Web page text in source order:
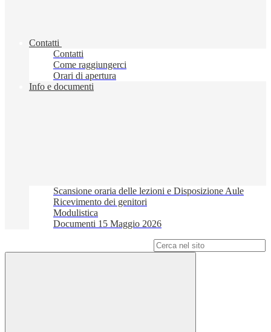
Contatti
Contatti
Come raggiungerci
Orari di apertura
Info e documenti
Scansione oraria delle lezioni e Disposizione Aule
Ricevimento dei genitori
Modulistica
Documenti 15 Maggio 2026